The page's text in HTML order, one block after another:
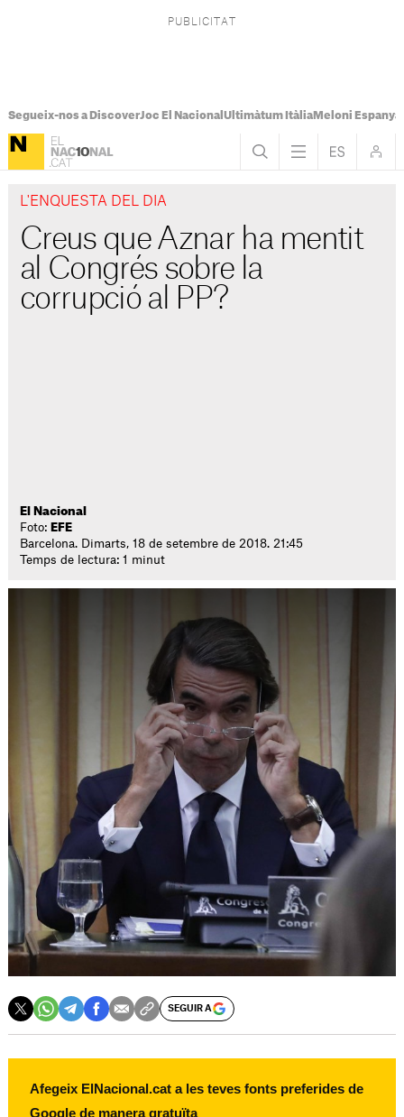
Segueix-nos a DiscoverJoc El Nacional Ultimàtum ItàliaMeloni Espanya
L'ENQUESTA DEL DIA
Creus que Aznar ha mentit
al Congrés sobre la
corrupció al PP?
El Nacional
Foto: EFE
Barcelona. Dimarts, 18 de setembre de 2018. 21:45
Temps de lectura: 1 minut
SEGUIR A
Afegeix ElNacional.cat a les teves fonts preferides de
Google de manera gratuïta